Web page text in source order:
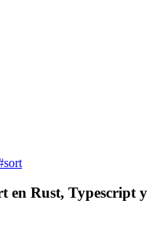
en Rust, Typescript y